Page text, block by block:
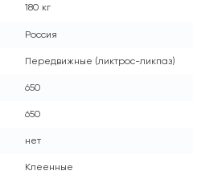
180 кг
Россия
Передвижные (ликтрос-ликпаз)
650
650
нет
Клеенные